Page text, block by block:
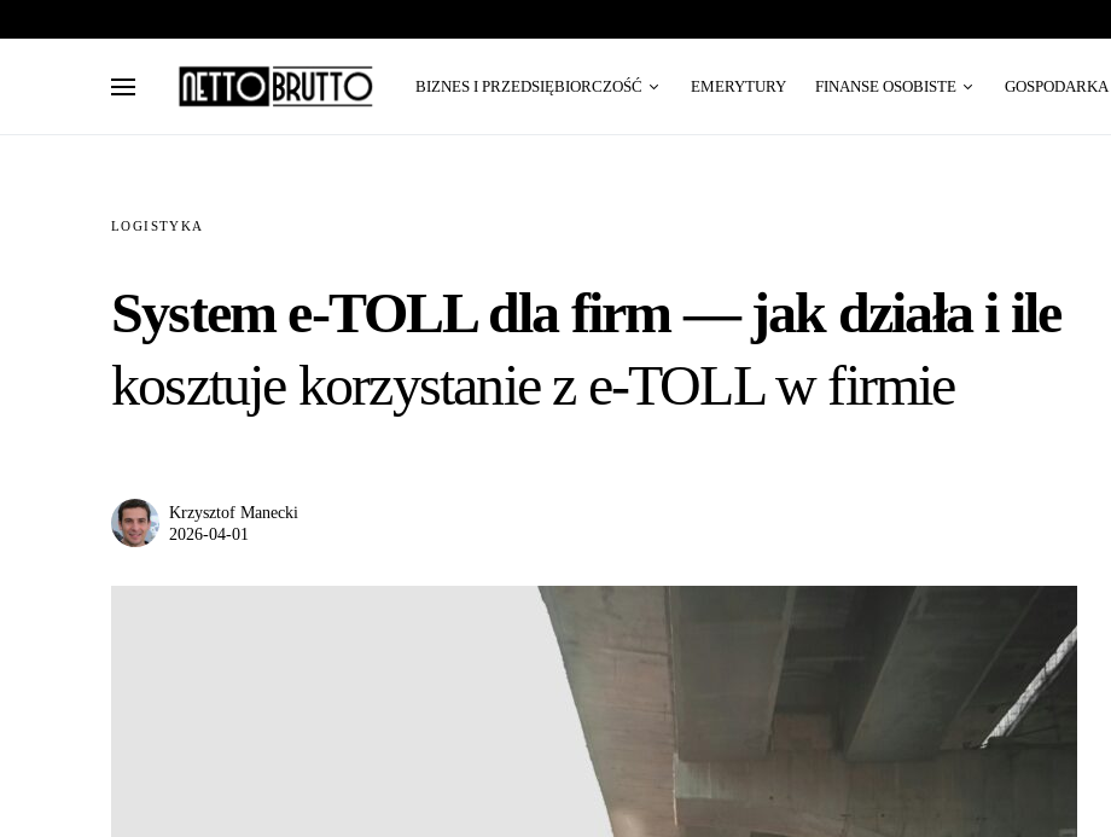
BIZNES I PRZEDSIĘBIORCZOŚĆ EMERYTURY FINANSE OSOBISTE GOSPODARKA
LOGISTYKA
System e-TOLL dla firm — jak działa i ile
kosztuje korzystanie z e-TOLL w firmie
Krzysztof Manecki
2026-04-01